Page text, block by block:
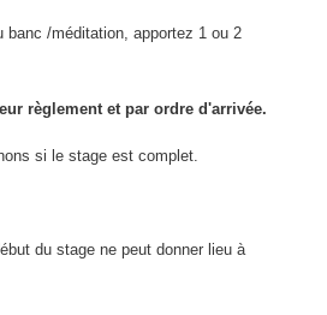
banc /méditation, apportez 1 ou 2
règlement et par ordre d'arrivée.
si le stage est complet.
du stage ne peut donner lieu à